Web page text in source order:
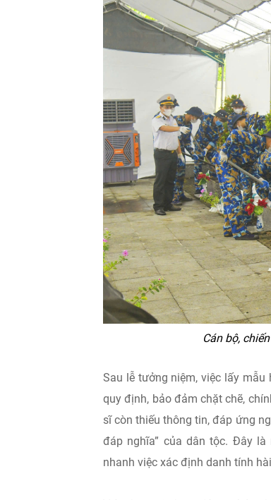
Cán bộ,
Sau lễ tưởng niệm, việc lấy
quy định, bảo đảm chặt chẽ,
sĩ còn thiếu thông tin, đáp ứng
đáp nghĩa” của dân tộc. Đây
nhanh việc xác định danh tính